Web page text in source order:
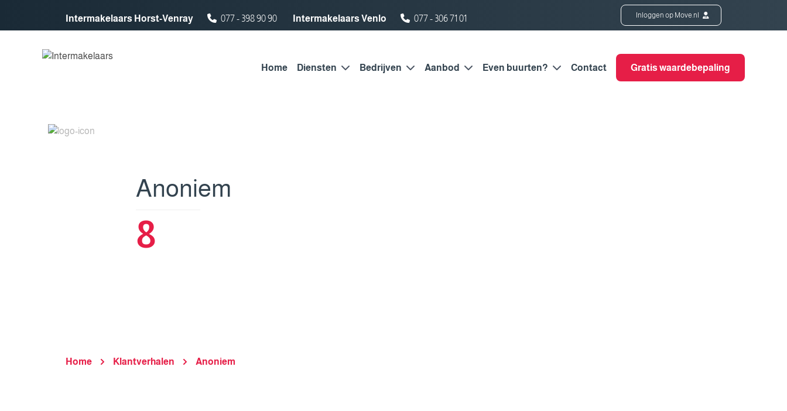
Intermakelaars Horst-Venray
077 - 398 90 90 Intermakelaars Venlo 077 - 306 71 01 Inloggen op Move.nl
Home Diensten Bedrijven Aanbod Even buurten? Contact Gratis waardebepaling
Anoniem
8
Home Klantverhalen Anoniem